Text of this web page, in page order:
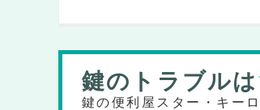
鍵のトラブルは
鍵の便利屋スター・キー